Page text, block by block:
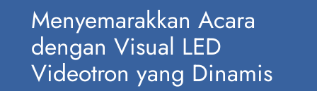
Menyemarakkan Acara
dengan Visual LED
Videotron yang Dinamis